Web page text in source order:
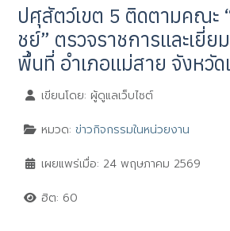
ปศุสัตว์เขต 5 ติดตามคณะ
ชย์” ตรวจราชการและเยี่ย
พื้นที่ อำเภอแม่สาย จังหวัด
เขียนโดย: ผู้ดูแลเว็บไซต์
หมวด: ข่าวกิจกรรมในหน่วยงาน
เผยแพร่เมื่อ: 24 พฤษภาคม 2569
ฮิต: 60